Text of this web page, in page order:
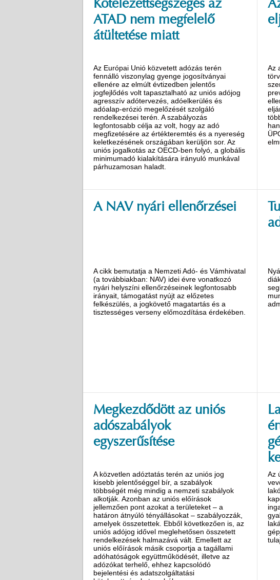
Kötelezettségszegés az
ATAD nem megfelelő
átültetése miatt
Az Európai Unió közvetett adózás terén
fennálló viszonylag gyenge jogosítványai
ellenére az elmúlt évtizedben jelentős
jogfejlődés volt tapasztalható az uniós adójog
agresszív adótervezés, adóelkerülés és
adóalap-erózió megelőzését szolgáló
rendelkezései terén. A szabályozás
legfontosabb célja az volt, hogy az adó
megfizetésére az értékteremtés és a nyereség
keletkezésének országában kerüljön sor. Az
uniós jogalkotás az OECD-ben folyó, a globális
minimumadó kialakítására irányuló munkával
párhuzamosan haladt.
Az
A NAV nyári ellenőrzései
A cikk bemutatja a Nemzeti Adó- és Vámhivatal
(a továbbiakban: NAV) idei évre vonatkozó
nyári helyszíni ellenőrzéseinek legfontosabb
irányait, támogatást nyújt az előzetes
felkészülés, a jogkövető magatartás és a
tisztességes verseny előmozdítása érdekében.
Megkezdődött az uniós
adószabályok
egyszerűsítése
A közvetlen adóztatás terén az uniós jog
kisebb jelentőséggel bír, a szabályok
többségét még mindig a nemzeti szabályok
alkotják. Azonban az uniós előírások
jellemzően pont azokat a területeket – a
határon átnyúló tényállásokat – szabályozzák,
amelyek összetettek. Ebből következően is, az
uniós adójog idővel meglehetősen összetett
rendelkezések halmazává vált. Emellett az
uniós előírások másik csoportja a tagállami
adóhatóságok együttműködését, illetve az
adózókat terhelő, ehhez kapcsolódó
bejelentési és adatszolgáltatási
Az